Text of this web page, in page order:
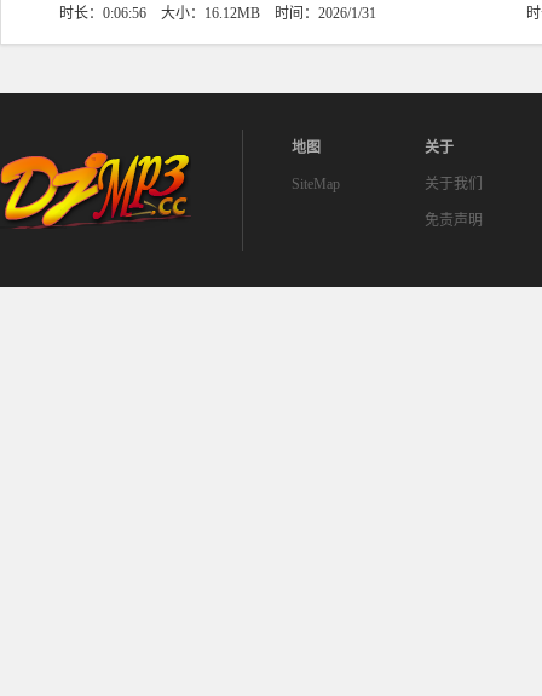
时长：0:06:56 大小：16.12MB 时间：2026/1/31
地图
SiteMap
关于
关于我们
免责声明